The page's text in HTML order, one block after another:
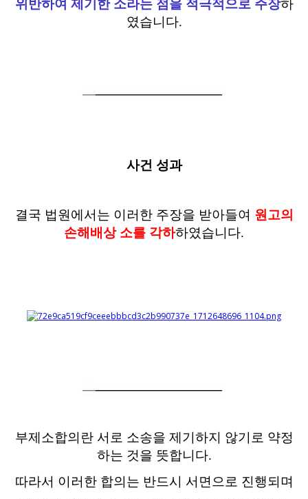
위반하여 제기한 소라는 점을 적극적으로 주장하
였습니다.
―――――――――――
사건 성과
결국 법원에서는 이러한 주장을 받아들여 원고의
손해배상 소를 각하하였습니다.
―――――――――――
부제소합의란 서로 소송을 제기하지 않기로 약정
하는 것을 뜻합니다.
따라서 이러한 합의는 반드시 서면으로 진행되며